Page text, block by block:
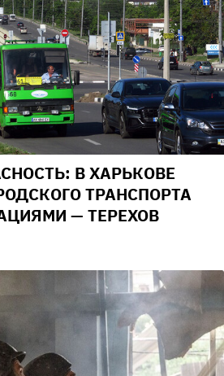
В ХАРЬКОВЕ
ТРАНСПОРТА
— ТЕРЕХОВ